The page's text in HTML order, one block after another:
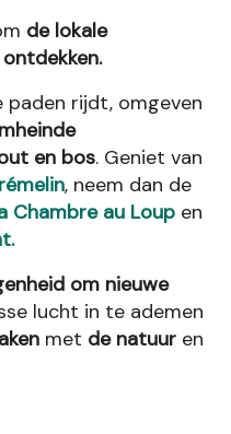
de lokale
rijdt, omgeven
en bos. Geniet van
, neem dan de
Chambre au Loup en
om nieuwe
lucht in te ademen
met de natuur en